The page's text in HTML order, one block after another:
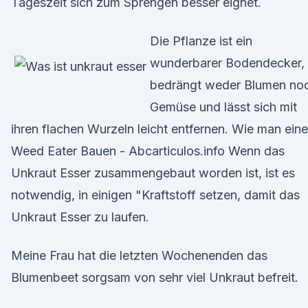
Die Pflanze ist ein
wunderbarer Bodendecker,
bedrängt weder Blumen
Gemüse und lässt sich mit
ihren flachen Wurzeln leicht entfernen. Wie man eine
Weed Eater Bauen - Abcarticulos.info Wenn das
Unkraut Esser zusammengebaut worden ist, ist es
notwendig, in einigen "Kraftstoff setzen, damit das
Unkraut Esser zu laufen.
Meine Frau hat die letzten Wochenenden das
Blumenbeet sorgsam von sehr viel Unkraut befreit.